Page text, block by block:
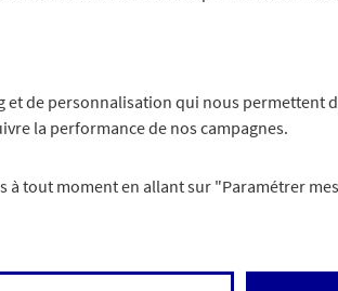
et de personnalisation qui nous permettent
la performance de nos campagnes.
à tout moment en allant sur "Paramétrer mes